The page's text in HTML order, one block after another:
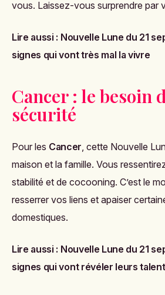
vous. Laissez-vous surprendre par
Lire aussi : Nouvelle Lune du 21
signes qui vont très mal la vivre
Cancer : le besoin
sécurité
Pour les Cancer , cette Nouvelle
maison et la famille. Vous
stabilité et de cocooning. C’est le
resserrer vos liens et apaiser
domestiques.
Lire aussi : Nouvelle Lune du 21
signes qui vont révéler leurs